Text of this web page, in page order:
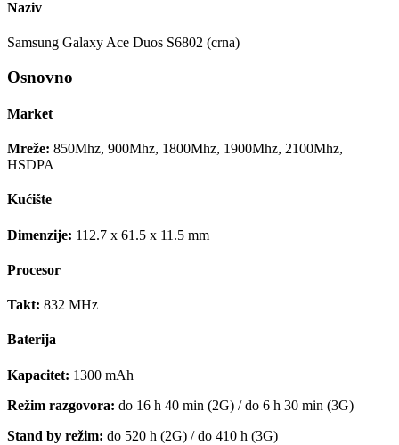
Naziv
Samsung Galaxy Ace Duos S6802 (crna)
Osnovno
Market
Mreže: 850Mhz, 900Mhz, 1800Mhz, 1900Mhz, 2100Mhz,
HSDPA
Kućište
Dimenzije: 112.7 x 61.5 x 11.5 mm
Procesor
Takt: 832 MHz
Baterija
Kapacitet: 1300 mAh
Režim razgovora: do 16 h 40 min (2G) / do 6 h 30 min (3G)
Stand by režim: do 520 h (2G) / do 410 h (3G)